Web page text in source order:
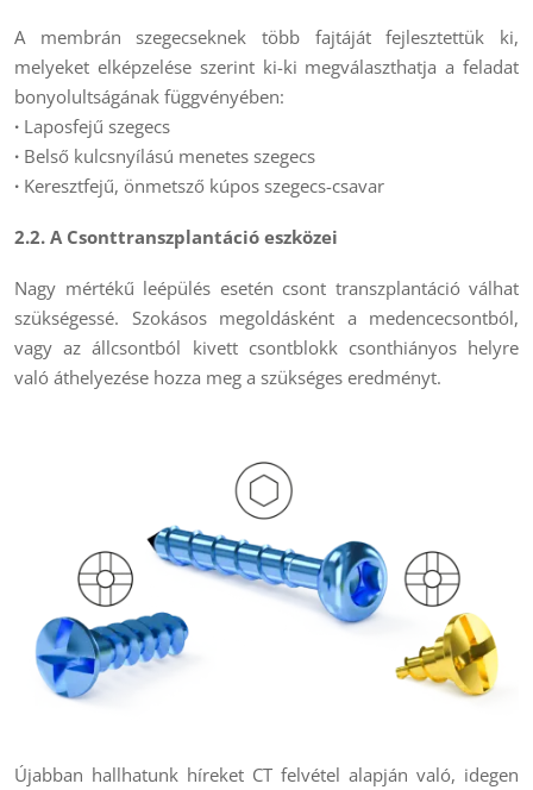
A membrán szegecseknek több fajtáját fejlesztettük ki,
melyeket elképzelése szerint ki-ki megválaszthatja a feladat
bonyolultságának függvényében:
· Laposfejű szegecs
· Belső kulcsnyílású menetes szegecs
· Keresztfejű, önmetsző kúpos szegecs-csavar
2.2. A Csonttranszplantáció eszközei
Nagy mértékű leépülés esetén csont transzplantáció válhat
szükségessé. Szokásos megoldásként a medencecsontból,
vagy az állcsontból kivett csontblokk csonthiányos helyre
való áthelyezése hozza meg a szükséges eredményt.
Újabban hallhatunk híreket CT felvétel alapján való, idegen